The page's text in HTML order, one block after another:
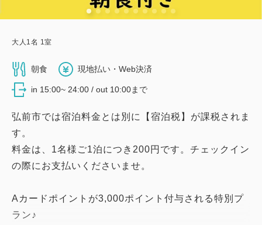
大人 1 名 1 室
朝食 現地払い・Web決済
in 15:00~ 24:00 / out 10:00まで
弘前市では宿泊料金とは別に【宿泊税】が課税されま
す。
料金は、1名様ご1泊につき200円です。チェックイン
の際にお支払いくださいませ。
Aカードポイントが3,000ポイント付与される特別プ
ラン♪